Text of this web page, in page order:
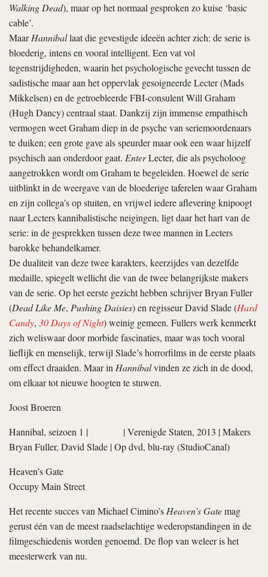
Walking Dead), maar op het normaal gesproken zo kuise ‘basic
cable’.
MaarHanniballaat die gevestigde ideeën achter zich: de serie is
bloederig, intens en vooral intelligent. Een vat vol
tegenstrijdigheden, waarin het psychologische gevecht tussen de
sadistische maar aan het oppervlak gesoigneerde Lecter (Mads
Mikkelsen) en de getroebleerde FBI-consulent Will Graham
(Hugh Dancy) centraal staat. Dankzij zijn immense empathisch
vermogen weet Graham diep in de psyche van seriemoordenaars
te duiken; een grote gave als speurder maar ook een waar hijzelf
psychisch aan onderdoor gaat. EnterLecter, die als psycholoog
aangetrokken wordt om Graham te begeleiden. Hoewel de serie
uitblinkt in de weergave van de bloederige taferelen waar Graham
en zijn collega’s op stuiten, en vrijwel iedere aflevering knipoogt
naar Lecters kannibalistische neigingen, ligt daar het hart van de
serie: in de gesprekken tussen deze twee mannen in Lecters
barokke behandelkamer.
De dualiteit van deze twee karakters, keerzijdes van dezelfde
medaille, spiegelt wellicht die van de twee belangrijkste makers
van de serie. Op het eerste gezicht hebben schrijver Bryan Fuller
(Dead Like Me, Pushing Daisies) en regisseur David Slade (Hard
Candy, 30 Days of Night) weinig gemeen. Fullers werk kenmerkt
zich weliswaar door morbide fascinaties, maar was toch vooral
lieflijk en menselijk, terwijl Slade’s horrorfilms in de eerste plaats
om effect draaiden. Maar inHannibalvinden ze zich in de dood,
om elkaar tot nieuwe hoogten te stuwen.
Joost Broeren
Hannibal, seizoen 1 |
| Verenigde Staten, 2013 | Makers
Bryan Fuller, David Slade | Op dvd, blu-ray (StudioCanal)
Heaven’s Gate
Occupy Main Street
Het recente succes van Michael Cimino’sHeaven’s Gatemag
gerust één van de meest raadselachtige wederopstandingen in de
filmgeschiedenis worden genoemd. De flop van weleer is het
meesterwerk van nu.